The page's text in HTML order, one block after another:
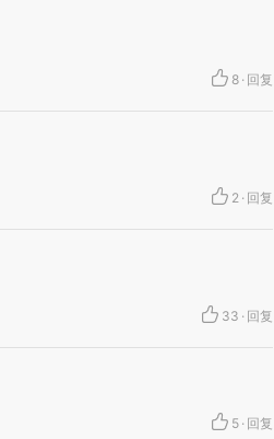
8 · 回复
2 · 回复
33 · 回复
5 · 回复